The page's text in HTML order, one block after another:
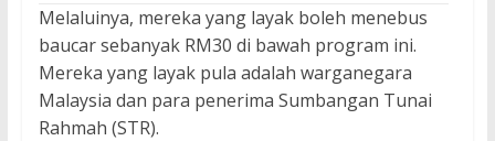
Melaluinya, mereka yang layak boleh menebus
baucar sebanyak RM30 di bawah program ini.
Mereka yang layak pula adalah warganegara
Malaysia dan para penerima Sumbangan Tunai
Rahmah (STR).